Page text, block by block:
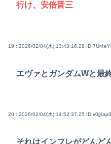
行け、安倍晋三
19 : 2026/02/04(水) 13:43:16.28
エヴァとガンダムWと最
20 : 2026/02/04(水) 14:52:37.25 ID:v0jjllap0
それはインフレがどんど